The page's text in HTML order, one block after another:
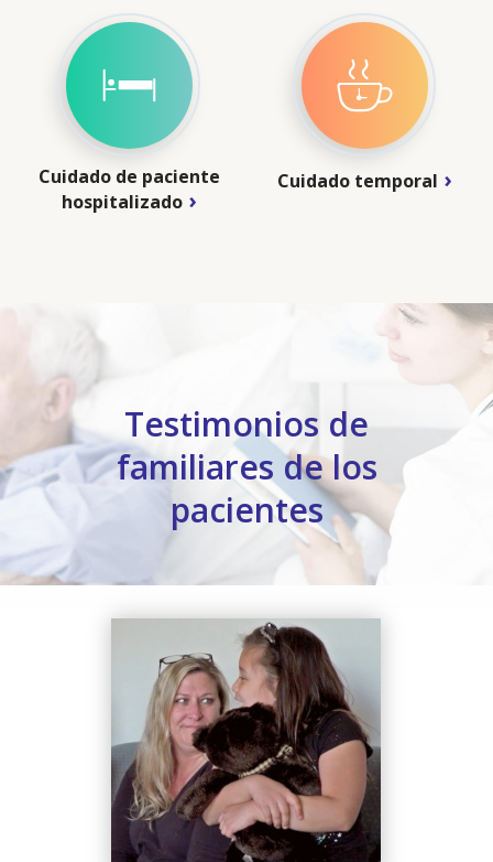
Cuidado de paciente
hospitalizado
Cuidado temporal
Testimonios de
familiares de los
pacientes